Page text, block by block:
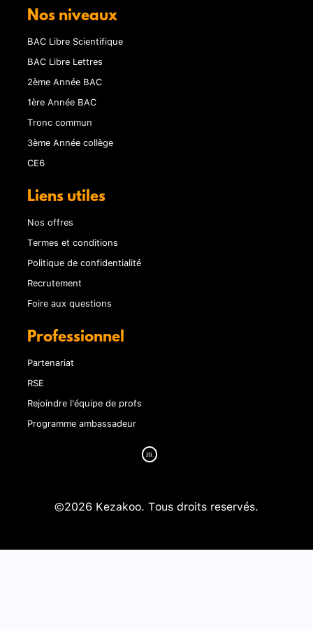
Nos niveaux
BAC Libre Scientifique
BAC Libre Lettres
2ème Année BAC
1ère Année BAC
Tronc commun
3ème Année collège
CE6
Liens utiles
Nos offres
Termes et conditions
Politique de confidentialité
Recrutement
Foire aux questions
Professionnel
Partenariat
RSE
Rejoindre l'équipe de profs
Programme ambassadeur
©2026 Kezakoo. Tous droits reservés.